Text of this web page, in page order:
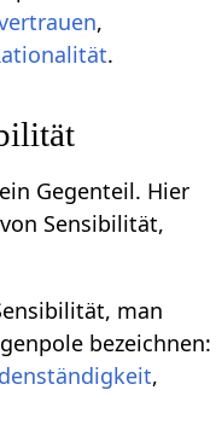
,
.
Gegenteil. Hier
Sensibilität,
man
bezeichnen:
,